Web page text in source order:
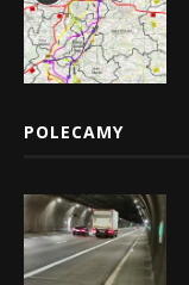
POLECAMY